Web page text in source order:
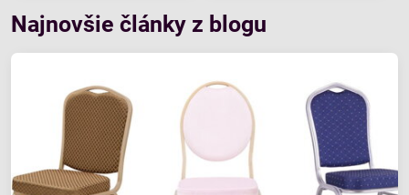
kombinuje klasický dizajn s
modernou funkčnosťou. Je odolná,
gramážou 210 g/m2, odolný
oceľový rám, stohovateľný až 19
Najnovšie články z blogu